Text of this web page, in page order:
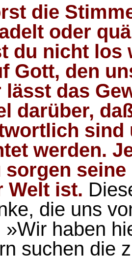
die
oder
du nicht los
Gott, den
lässt das
darüber,
sind
werden.
sorgen
Welt ist.
die uns
»Wir haben
suchen die